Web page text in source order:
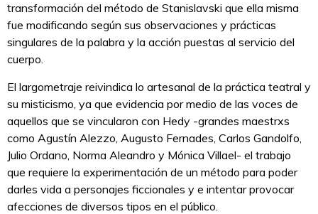
transformación del método de Stanislavski que ella misma
fue modificando según sus observaciones y prácticas
singulares de la palabra y la acción puestas al servicio del
cuerpo.
El largometraje reivindica lo artesanal de la práctica teatral y
su misticismo, ya que evidencia por medio de las voces de
aquellos que se vincularon con Hedy -grandes maestrxs
como Agustín Alezzo, Augusto Fernades, Carlos Gandolfo,
Julio Ordano, Norma Aleandro y Mónica Villael- el trabajo
que requiere la experimentación de un método para poder
darles vida a personajes ficcionales y e intentar provocar
afecciones de diversos tipos en el público.